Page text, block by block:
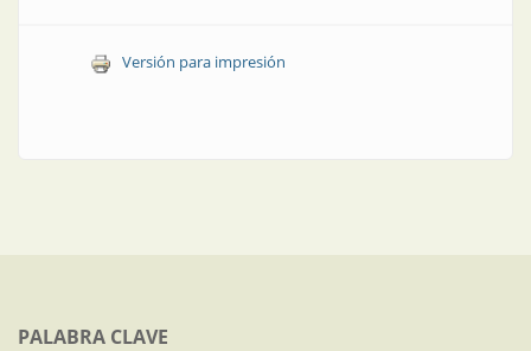
Versión para impresión
PALABRA CLAVE